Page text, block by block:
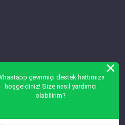
Whastapp çevrimiçi destek hattımıza